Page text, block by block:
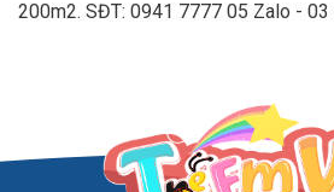
200m2. SĐT: 0941 7777 05 Zalo -